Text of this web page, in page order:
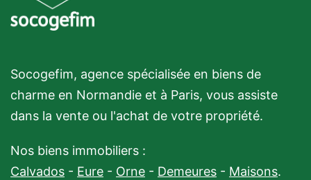
Socogefim, agence spécialisée en biens de
charme en Normandie et à Paris, vous assiste
dans la vente ou l'achat de votre propriété.
Nos biens immobiliers :
Calvados - Eure - Orne - Demeures - Maisons.